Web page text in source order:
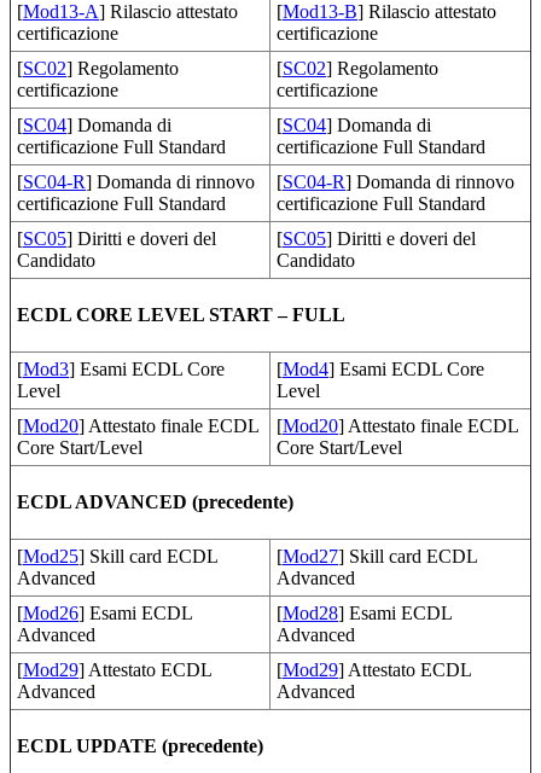
[Mod13-A] Rilascio attestato
certificazione
[Mod13-B] Rilascio attestato
certificazione
[SC02] Regolamento
certificazione
[SC02] Regolamento
certificazione
[SC04] Domanda di
certificazione Full Standard
[SC04] Domanda di
certificazione Full Standard
[SC04-R] Domanda di rinnovo
certificazione Full Standard
[SC04-R] Domanda di rinnovo
certificazione Full Standard
[SC05] Diritti e doveri del
Candidato
[SC05] Diritti e doveri del
Candidato
ECDL CORE LEVEL START – FULL
[Mod3] Esami ECDL Core
Level
[Mod4] Esami ECDL Core
Level
[Mod20] Attestato finale ECDL
Core Start/Level
[Mod20] Attestato finale ECDL
Core Start/Level
ECDL ADVANCED (precedente)
[Mod25] Skill card ECDL
Advanced
[Mod27] Skill card ECDL
Advanced
[Mod26] Esami ECDL
Advanced
[Mod28] Esami ECDL
Advanced
[Mod29] Attestato ECDL
Advanced
[Mod29] Attestato ECDL
Advanced
ECDL UPDATE (precedente)